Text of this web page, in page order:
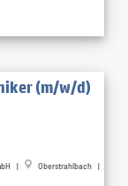
(m/w/d)
|
Oberstrahlbach |